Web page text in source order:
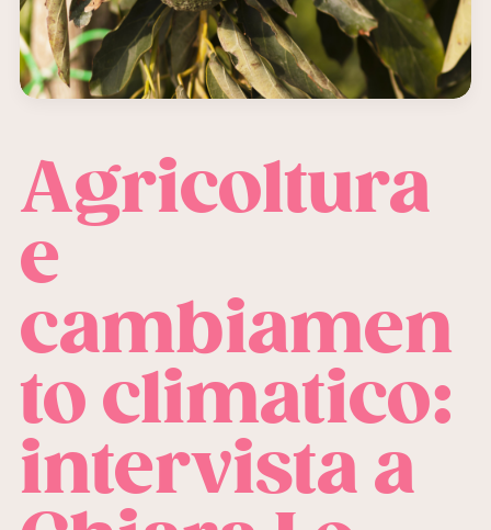
Agricoltura
e
cambiamen
to climatico:
intervista a